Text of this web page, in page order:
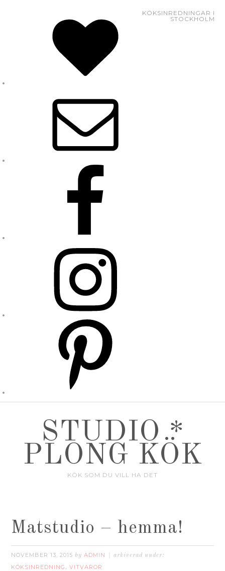
KÖKSINREDNINGAR I
STOCKHOLM
STUDIO *
PLONG KÖK
KÖK SOM DU VILL HA DET
Matstudio – hemma!
NOVEMBER 13, 2015 byADMIN arkiverad under:
KÖKSINREDNING ,VITVAROR